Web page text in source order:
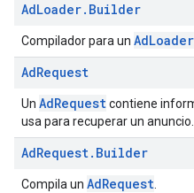
AdLoader. Builder
Compilador para un AdLoader
AdRequest
Un AdRequestcontiene
usa para recuperar un anuncio.
AdRequest. Builder
Compila un AdRequest